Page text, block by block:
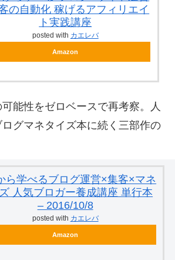
の自動化 稼げるアフィリエイ
ト実践講座
posted with カエレバ
Amazon
能性をゼロベースで再考察。人
グマネタイズ本に続く三部作の
ら学べるブログ運営×集客×マネ
人気ブロガー養成講座 単行本
– 2016/10/8
posted with カエレバ
Amazon